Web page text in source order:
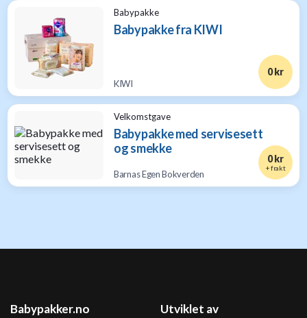
Babypakke
Babypakke fra KIWI
KIWI
0 kr
Velkomstgave
Babypakke med servisesett
og smekke
Barnas Egen Bokverden
0 kr
+ frakt
Babypakker.no Utviklet av